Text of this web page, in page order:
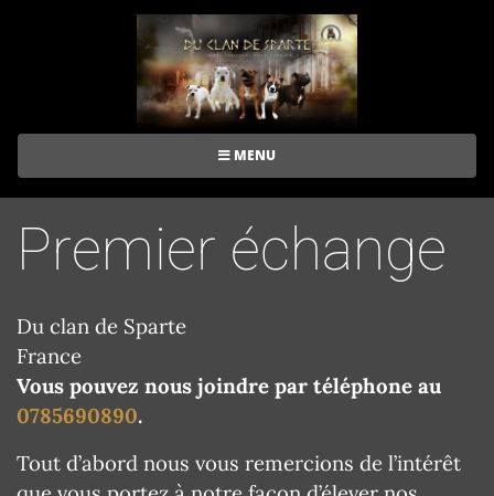
MENU
Premier échange
Du clan de Sparte
France
Vous pouvez nous joindre par téléphone au
0785690890.
Tout d’abord nous vous remercions de l’intérêt